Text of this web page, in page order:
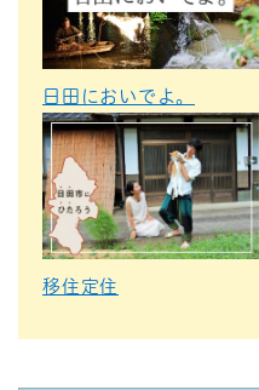
日田においでよ。
移住定住